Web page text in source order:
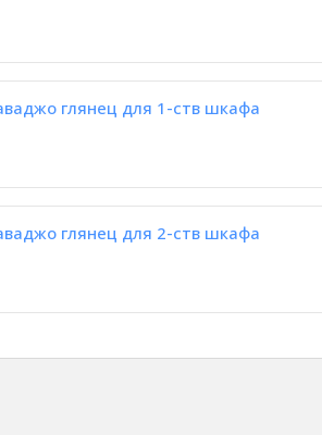
глянец для 1-ств шкафа
глянец для 2-ств шкафа